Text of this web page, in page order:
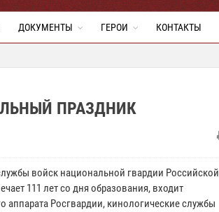
ДОКУМЕНТЫ ГЕРОИ КОНТАКТЫ
ПРАЗДНИК
войск национальной гвардии Российской
111 лет со дня образования, входит
аппарата Росгвардии, кинологические службы